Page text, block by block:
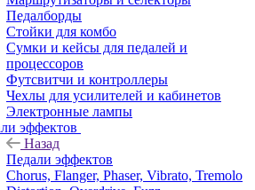
Педалборды
Стойки для комбо
Сумки и кейсы для педалей и
процессоров
Футсвитчи и контроллеры
Чехлы для усилителей и кабинетов
Электронные лампы
эффектов
Назад
Педали эффектов
Chorus, Flanger, Phaser, Vibrato, Tremolo